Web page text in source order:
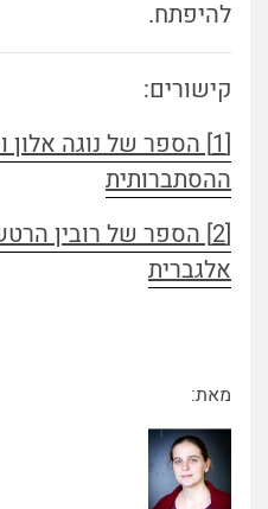
להיפתח.
קישורים:
[1] הספר של נוגה
ההסתברותית
[2] הספר של רובין
אלגברית
מאת: